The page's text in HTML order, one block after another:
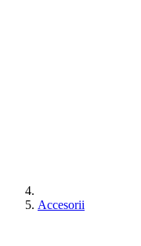
Accesorii